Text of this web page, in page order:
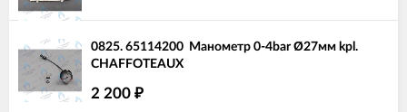
0825. 65114200 Манометр 0-4bar Ø27мм kpl.
CHAFFOTEAUX
2 200 ₽